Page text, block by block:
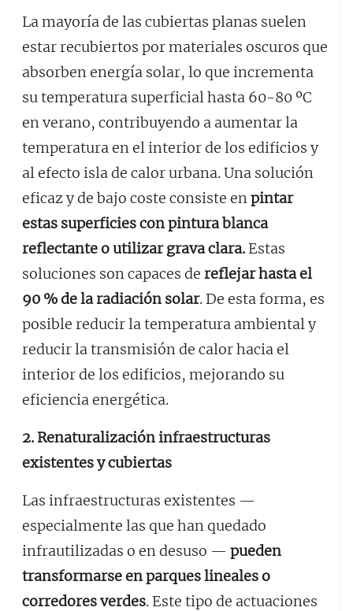
La mayoría de las cubiertas planas suelen
estar recubiertos por materiales oscuros que
absorben energía solar, lo que incrementa
su temperatura superficial hasta 60-80 ºC
en verano, contribuyendo a aumentar la
temperatura en el interior de los edificios y
al efecto isla de calor urbana. Una solución
eficaz y de bajo coste consiste enpintar
estas superficies con pintura blanca
reflectante o utilizar grava clara. Estas
soluciones son capaces de reflejar hasta el
90 % de la radiación solar. De esta forma, es
posible reducir la temperatura ambiental y
reducir la transmisión de calor hacia el
interior de los edificios, mejorando su
eficiencia energética.
2. Renaturalización infraestructuras
existentes y cubiertas
Las infraestructuras existentes —
especialmente las que han quedado
infrautilizadas o en desuso — pueden
transformarse en parques lineales o
corredores verdes. Este tipo de actuaciones